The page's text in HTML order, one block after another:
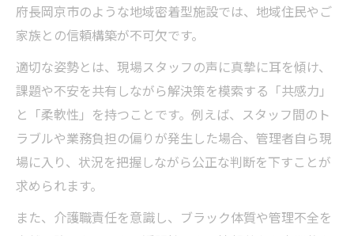
府長岡京市のような地域密着型施設では、地域住民やご
家族との信頼構築が不可欠です。
適切な姿勢とは、現場スタッフの声に真摯に耳を傾け、
課題や不安を共有しながら解決策を模索する「共感力」
と「柔軟性」を持つことです。例えば、スタッフ間のト
ラブルや業務負担の偏りが発生した場合、管理者自ら現
場に入り、状況を把握しながら公正な判断を下すことが
求められます。
また、介護職責任を意識し、ブラック体質や管理不全を